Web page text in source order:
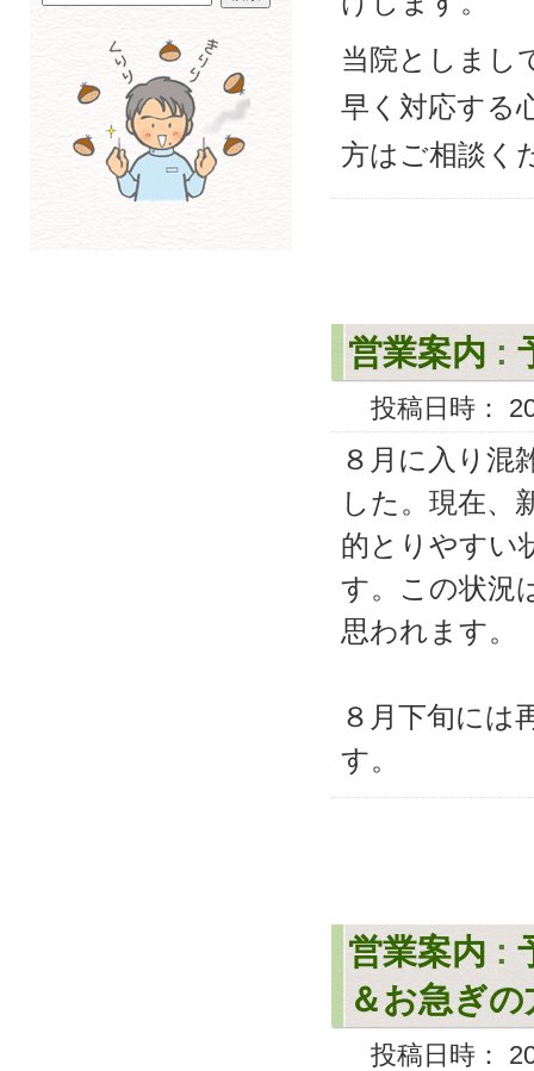
当院としまし
早く対応する
方はご相談く
営業案内 :
投稿日時：
８月に入り混
した。現在、
的とりやすい
す。この状況
思われます。
８月下旬には
す。
営業案内 :
＆お急ぎ
投稿日時：